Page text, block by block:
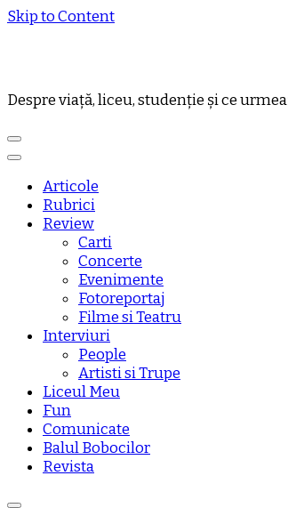
Skip to Content
Despre viață, liceu, studenție și ce
Articole
Rubrici
Review
Carti
Concerte
Evenimente
Fotoreportaj
Filme si Teatru
Interviuri
People
Artisti si Trupe
Liceul Meu
Fun
Comunicate
Balul Bobocilor
Revista